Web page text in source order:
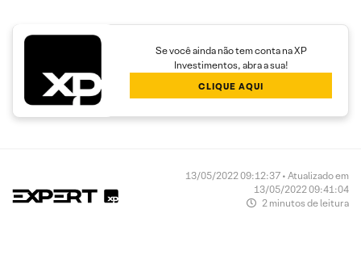
Se você ainda não tem conta na XP
Investimentos, abra a sua!
CLIQUE AQUI
13/05/2022 09:12:37 • Atualizado em
13/05/2022 09:41:04
2 minutos de leitura